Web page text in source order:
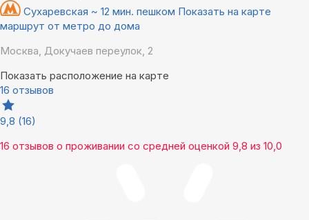
Сухаревская ~ 12 мин. пешком Показать на карте
маршрут от метро до дома
Москва, Докучаев переулок, 2
Показать расположение на карте
16 отзывов
9,8 (16)
16 отзывов о проживании со средней оценкой 9,8 из 10,0